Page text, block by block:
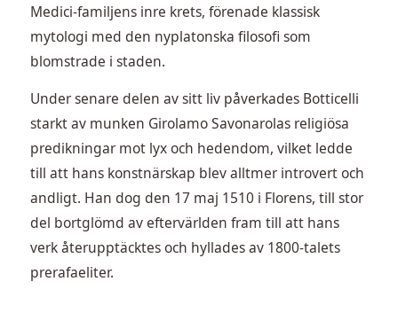
Medici-familjens inre krets, förenade klassisk
mytologi med den nyplatonska filosofi som
blomstrade i staden.
Under senare delen av sitt liv påverkades Botticelli
starkt av munken Girolamo Savonarolas religiösa
predikningar mot lyx och hedendom, vilket ledde
till att hans konstnärskap blev alltmer introvert och
andligt. Han dog den 17 maj 1510 i Florens, till stor
del bortglömd av eftervärlden fram till att hans
verk återupptäcktes och hyllades av 1800-talets
prerafaeliter.